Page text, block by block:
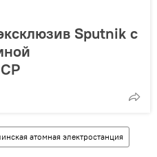
Sputnik c
атомная электростанция